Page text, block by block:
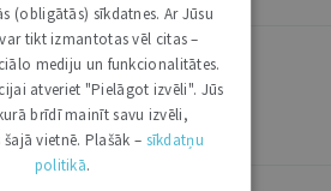
netraucēt īrnieku lietot
(obligātās) sīkdatnes. Ar Jūsu
tikt izmantotas vēl citas –
mediju un funkcionalitātes.
atveriet "Pielāgot izvēli". Jūs
brīdī mainīt savu izvēli,
vietnē. Plašāk – sīkdatņu
politikā.